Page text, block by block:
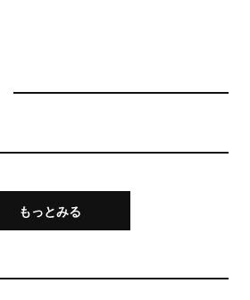
もっとみる